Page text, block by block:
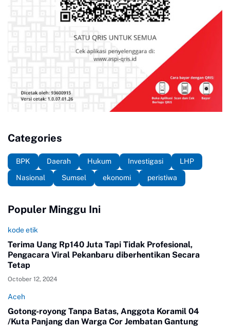
Categories
BPK Daerah Hukum Investigasi
LHP
Nasional
Sumsel ekonomi peristiwa
Populer Minggu Ini
kode etik
Terima Uang Rp140 Juta Tapi Tidak Profesional,
Pengacara Viral Pekanbaru diberhentikan Secara
Tetap
October 12, 2024
Aceh
Gotong-royong Tanpa Batas, Anggota Koramil 04
/Kuta Panjang dan Warga Cor Jembatan Gantung